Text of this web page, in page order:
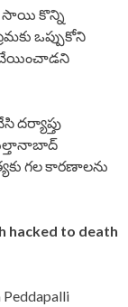
సాయి కొన్ని
ఒప్పుకోని
చేయించాడని
దర్యాప్తు
గల కారణాలను
hacked to death
Peddapalli